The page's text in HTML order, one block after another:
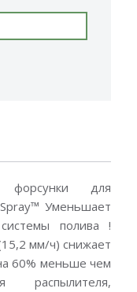
форсунки для
Уменьшает
полива !
мм/ч) снижает
60% меньше чем
распылителя,